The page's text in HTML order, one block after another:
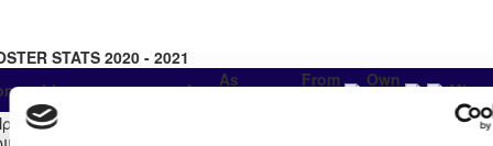
STATS 2020 - 2021
App As
From
Own
Γυναικών